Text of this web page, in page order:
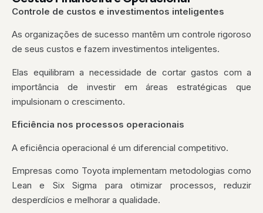
Controle de custos e investimentos inteligentes
As organizações de sucesso mantêm um controle rigoroso
de seus custos e fazem investimentos inteligentes.
Elas equilibram a necessidade de cortar gastos com a
importância de investir em áreas estratégicas que
impulsionam o crescimento.
Eficiência nos processos operacionais
A eficiência operacional é um diferencial competitivo.
Empresas como Toyota implementam metodologias como
Lean e Six Sigma para otimizar processos, reduzir
desperdícios e melhorar a qualidade.